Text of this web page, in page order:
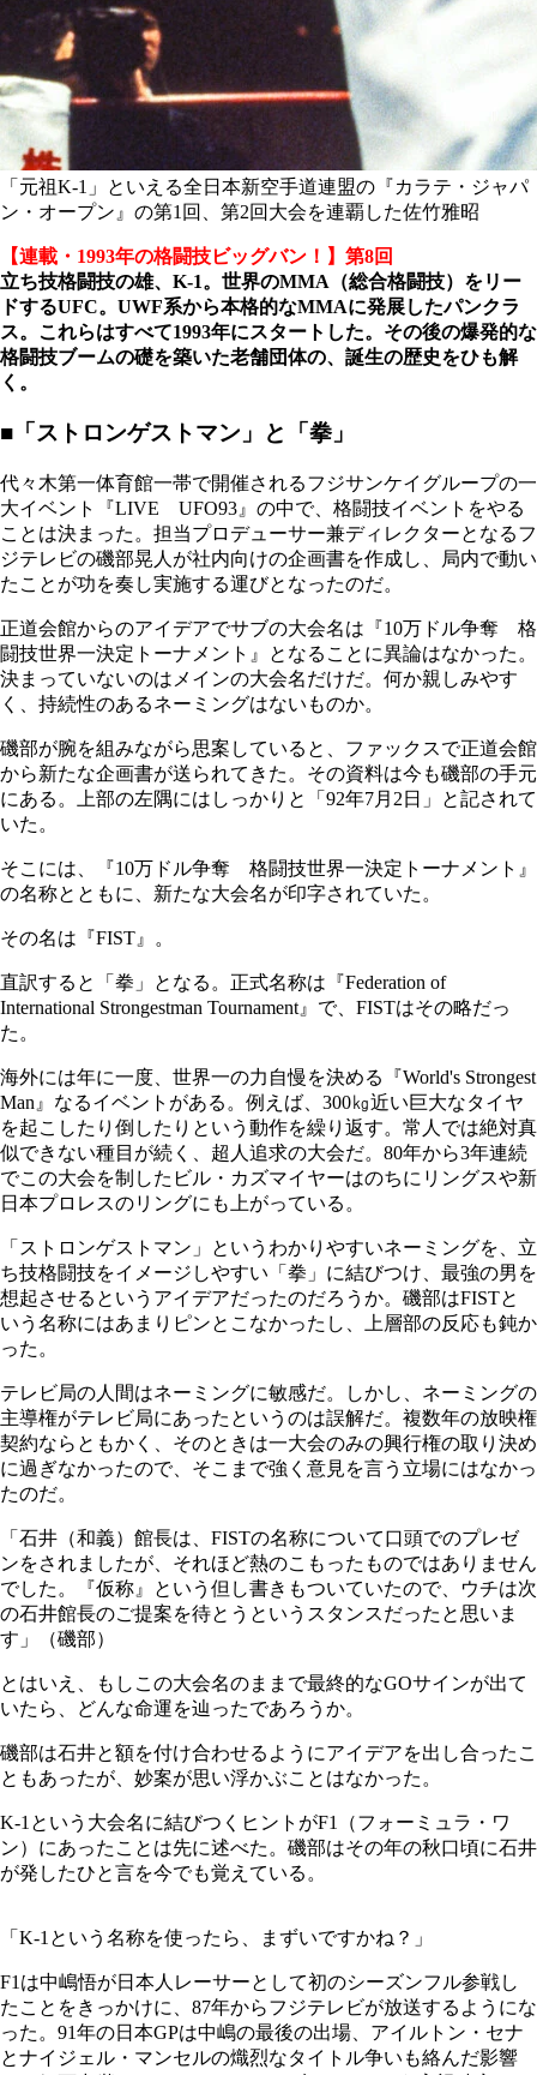
「元祖K-1」といえる全日本新空手道連盟の『カラテ・ジャパ
ン・オープン』の第1回、第2回大会を連覇した佐竹雅昭
【連載・1993年の格闘技ビッグバン！】第8回
立ち技格闘技の雄、K-1。世界のMMA（総合格闘技）をリー
ドするUFC。UWF系から本格的なMMAに発展したパンクラ
ス。これらはすべて1993年にスタートした。その後の爆発的な
格闘技ブームの礎を築いた老舗団体の、誕生の歴史をひも解
く。
■「ストロンゲストマン」と「拳」
代々木第一体育館一帯で開催されるフジサンケイグループの一
大イベント『LIVE UFO93』の中で、格闘技イベントをやる
ことは決まった。担当プロデューサー兼ディレクターとなるフ
ジテレビの磯部晃人が社内向けの企画書を作成し、局内で動い
たことが功を奏し実施する運びとなったのだ。
正道会館からのアイデアでサブの大会名は『10万ドル争奪 格
闘技世界一決定トーナメント』となることに異論はなかった。
決まっていないのはメインの大会名だけだ。何か親しみやす
く、持続性のあるネーミングはないものか。
磯部が腕を組みながら思案していると、ファックスで正道会館
から新たな企画書が送られてきた。その資料は今も磯部の手元
にある。上部の左隅にはしっかりと「92年7月2日」と記されて
いた。
そこには、『10万ドル争奪 格闘技世界一決定トーナメント』
の名称とともに、新たな大会名が印字されていた。
その名は『FIST』。
直訳すると「拳」となる。正式名称は『Federation of
International Strongestman Tournament』で、FISTはその略だっ
た。
海外には年に一度、世界一の力自慢を決める『World's Strongest
Man』なるイベントがある。例えば、300㎏近い巨大なタイヤ
を起こしたり倒したりという動作を繰り返す。常人では絶対真
似できない種目が続く、超人追求の大会だ。80年から3年連続
でこの大会を制したビル・カズマイヤーはのちにリングスや新
日本プロレスのリングにも上がっている。
「ストロンゲストマン」というわかりやすいネーミングを、立
ち技格闘技をイメージしやすい「拳」に結びつけ、最強の男を
想起させるというアイデアだったのだろうか。磯部はFISTと
いう名称にはあまりピンとこなかったし、上層部の反応も鈍か
った。
テレビ局の人間はネーミングに敏感だ。しかし、ネーミングの
主導権がテレビ局にあったというのは誤解だ。複数年の放映権
契約ならともかく、そのときは一大会のみの興行権の取り決め
に過ぎなかったので、そこまで強く意見を言う立場にはなかっ
たのだ。
「石井（和義）館長は、FISTの名称について口頭でのプレゼ
ンをされましたが、それほど熱のこもったものではありません
でした。『仮称』という但し書きもついていたので、ウチは次
の石井館長のご提案を待とうというスタンスだったと思いま
す」（磯部）
とはいえ、もしこの大会名のままで最終的なGOサインが出て
いたら、どんな命運を辿ったであろうか。
磯部は石井と額を付け合わせるようにアイデアを出し合ったこ
ともあったが、妙案が思い浮かぶことはなかった。
K-1という大会名に結びつくヒントがF1（フォーミュラ・ワ
ン）にあったことは先に述べた。磯部はその年の秋口頃に石井
が発したひと言を今でも覚えている。
「K-1という名称を使ったら、まずいですかね？」
F1は中嶋悟が日本人レーサーとして初のシーズンフル参戦し
たことをきっかけに、87年からフジテレビが放送するようにな
った。91年の日本GPは中嶋の最後の出場、アイルトン・セナ
とナイジェル・マンセルの熾烈なタイトル争いも絡んだ影響